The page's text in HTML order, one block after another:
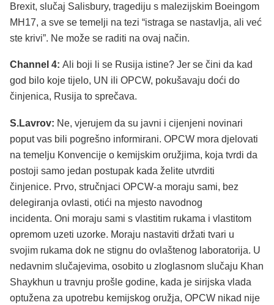
Brexit, slučaj Salisbury, tragediju s malezijskim Boeingom
MH17, a sve se temelji na tezi “istraga se nastavlja, ali već
ste krivi”. Ne može se raditi na ovaj način.
Channel 4: Ali boji li se Rusija istine? Jer se čini da kad
god bilo koje tijelo, UN ili OPCW, pokušavaju doći do
činjenica, Rusija to sprečava.
S.Lavrov: Ne, vjerujem da su javni i cijenjeni novinari
poput vas bili pogrešno informirani. OPCW mora djelovati
na temelju Konvencije o kemijskim oružjima, koja tvrdi da
postoji samo jedan postupak kada želite utvrditi
činjenice. Prvo, stručnjaci OPCW-a moraju sami, bez
delegiranja ovlasti, otići na mjesto navodnog
incidenta. Oni moraju sami s vlastitim rukama i vlastitom
opremom uzeti uzorke. Moraju nastaviti držati tvari u
svojim rukama dok ne stignu do ovlaštenog laboratorija. U
nedavnim slučajevima, osobito u zloglasnom slučaju Khan
Shaykhun u travnju prošle godine, kada je sirijska vlada
optužena za upotrebu kemijskog oružja, OPCW nikad nije